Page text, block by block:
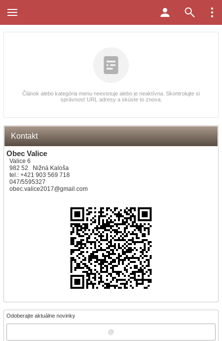
Kontakt
Obec Valice
Valice 6
982 52 Nižná Kaloša
tel.: +421 903 569 718
047/5595327
obec.valice2017@gmail.com
Odoberajte aktuálne novinky
Článok alebo kategória menu neexistuje alebo je neaktívna. Skontrolujte si
správnosť URL adresy a skúste to znova.